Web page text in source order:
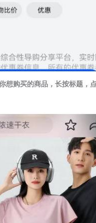
想购买的商品，长按标题，